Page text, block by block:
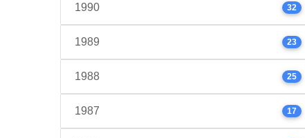
1990 32
1989 23
1988 25
1987 17